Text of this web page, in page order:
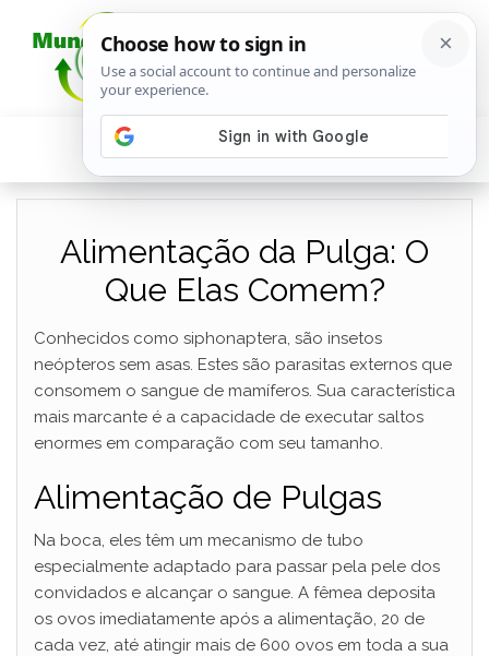
Alimentação da Pulga: O
Que Elas Comem?
Conhecidos como siphonaptera, são insetos
neópteros sem asas. Estes são parasitas externos que
consomem o sangue de mamíferos. Sua característica
mais marcante é a capacidade de executar saltos
enormes em comparação com seu tamanho.
Alimentação de Pulgas
Na boca, eles têm um mecanismo de tubo
especialmente adaptado para passar pela pele dos
convidados e alcançar o sangue. A fêmea deposita
os ovos imediatamente após a alimentação, 20 de
cada vez, até atingir mais de 600 ovos em toda a sua